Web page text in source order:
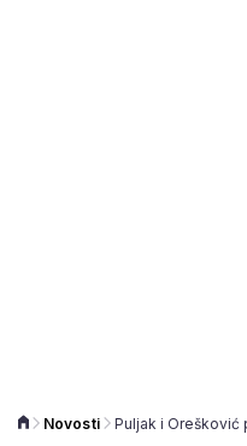
Novosti